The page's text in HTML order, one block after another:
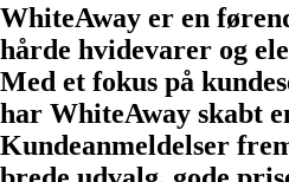
WhiteAway er en
hårde hvidevarer og
Med et fokus på
har WhiteAway skabt
Kundeanmeldelser